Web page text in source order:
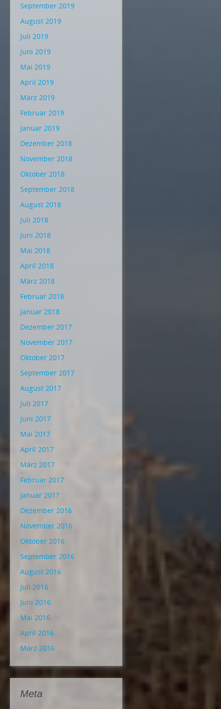
September 2019
August 2019
Juli 2019
Juni 2019
Mai 2019
April 2019
März 2019
Februar 2019
Januar 2019
Dezember 2018
November 2018
Oktober 2018
September 2018
August 2018
Juli 2018
Juni 2018
Mai 2018
April 2018
März 2018
Februar 2018
Januar 2018
Dezember 2017
November 2017
Oktober 2017
September 2017
August 2017
Juli 2017
Juni 2017
Mai 2017
April 2017
März 2017
Februar 2017
Januar 2017
Dezember 2016
November 2016
Oktober 2016
September 2016
August 2016
Juli 2016
Juni 2016
Mai 2016
April 2016
März 2016
Meta